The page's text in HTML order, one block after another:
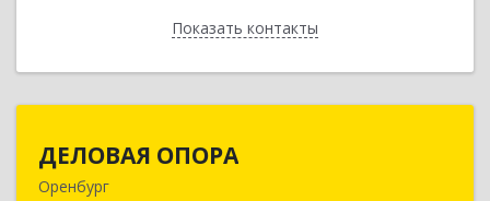
Показать контакты
Назад
ДЕЛОВАЯ ОПОРА
Оренбург